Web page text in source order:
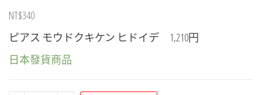
NT$340
ピアス モウドクキケン ヒドイデ 1,210円
日本發貨商品